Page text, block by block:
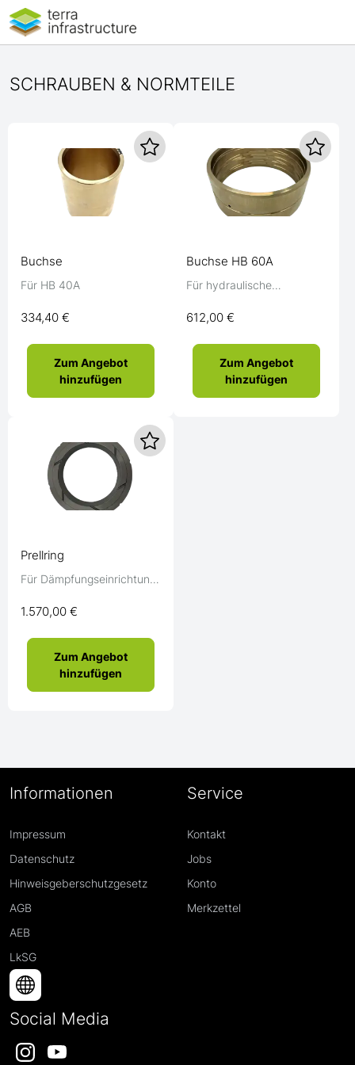
SCHRAUBEN & NORMTEILE
Buchse
Für HB 40A
334,40 €
Zum Angebot
hinzufügen
Buchse HB 60A
Für hydraulische
50 / 60
612,00 €
Zum Angebot
hinzufügen
Prellring
Für Dämpfungseinrichtung
1.570,00 €
Zum Angebot
hinzufügen
Informationen
Impressum
Datenschutz
Hinweisgeberschutzgesetz
AGB
AEB
LkSG
Service
Kontakt
Jobs
Konto
Merkzettel
Social Media
InstagramYouTube